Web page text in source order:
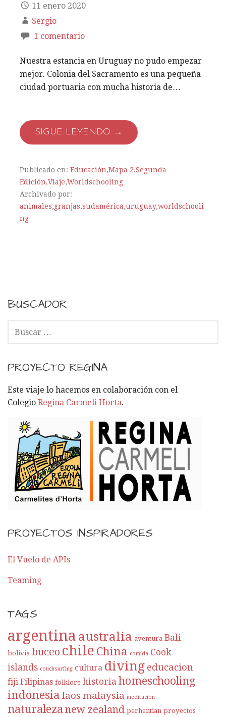
11 enero 2020
Sergio
1 comentario
Nuestra estancia en Uruguay no pudo empezar
mejor. Colonia del Sacramento es una pequeña
ciudad portuaria con mucha historia de…
SIGUE LEYENDO →
Publicado en: Educación,Mapa 2,Segunda
Edición,Viaje,Worldschooling
Archivado por:
animales,granjas,sudamérica,uruguay,worldschooli
ng
BUSCADOR
C
R
:
PROYECTO REGINA
Este viaje lo hacemos en colaboración con el
Colegio Regina Carmeli Horta.
PROYECTOS INSPIRADORES
El Vuelo de APIs
Teaming
TAGS
argentina australia aventura Bali
bolivia buceo chile China comida Cook
islands couchsurfing cultura diving educacion
fiji Filipinas folklore historia homeschooling
indonesia laos malaysia meditación
naturalezanew zealand perhentian proyectos